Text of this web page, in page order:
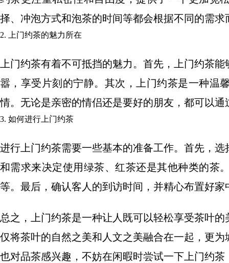
择、冲泡方式和泡茶的时间等都会根据不同的需求
2. 上门约茶的魅力所在
上门约茶有着不可抵挡的魅力。首先，上门约茶
嚣，享受片刻的宁静。其次，上门约茶是一种温
情。无论是亲密的情侣还是要好的朋友，都可以
3. 如何进行上门约茶
进行上门约茶需要一些基本的准备工作。首先，
和需求来决定使用绿茶、红茶还是其他种类的茶
等。最后，确认客人的到访时间，并精心布置好家
总之，上门约茶是一种让人既可以轻松享受茶叶
仅将茶叶的自然之美和人文之美融合在一起，更
也对品茶感兴趣，不妨在闲暇时尝试一下上门约